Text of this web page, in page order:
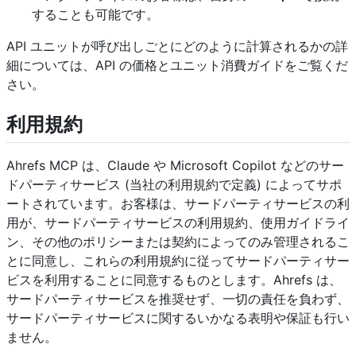
することも可能です。
API ユニットが呼び出しごとにどのように計算されるかの詳
細については、API の価格とユニット消費ガイドをご覧くだ
さい。
利用規約
Ahrefs MCP は、Claude や Microsoft Copilot などのサー
ドパーティサービス (当社の利用規約で定義) によってサポ
ートされています。お客様は、サードパーティサービスの利
用が、サードパーティサービスの利用規約、使用ガイドライ
ン、その他のポリシーまたは契約によってのみ管理されるこ
とに同意し、これらの利用規約に従ってサードパーティサー
ビスを利用することに同意するものとします。Ahrefs は、
サードパーティサービスを推奨せず、一切の責任を負わず、
サードパーティサービスに関するいかなる表明や保証も行い
ません。